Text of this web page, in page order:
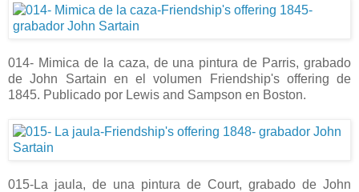
014- Mimica de la caza, de una pintura de Parris, grabado
de John Sartain en el volumen Friendship's offering de
1845. Publicado por Lewis and Sampson en Boston.
015-La jaula, de una pintura de Court, grabado de John